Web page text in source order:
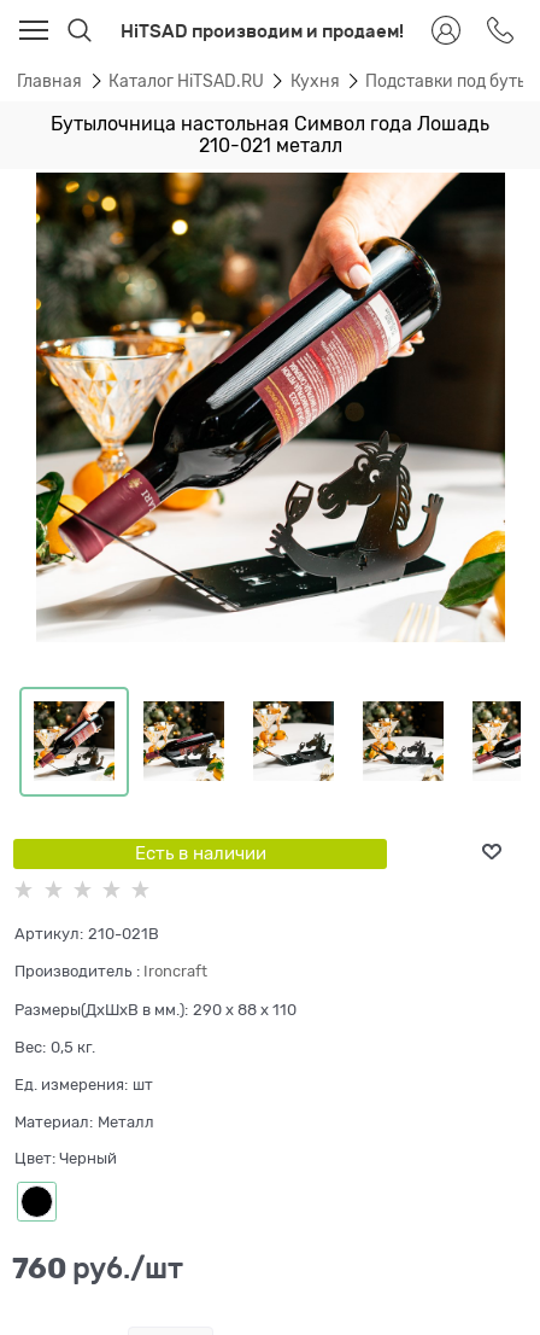
HiTSAD производим и продаем!
Главная Каталог HiTSAD.RU Кухня Подставки под
Бутылочница настольная Символ года Лошадь
210-021 металл
Есть в наличии
Артикул: 210-021B
Производитель : Ironcraft
Размеры(ДхШхВ в мм.): 290 x 88 x 110
Вес: 0,5 кг.
Ед. измерения: шт
Материал: Металл
Цвет: Черный
760 руб./шт